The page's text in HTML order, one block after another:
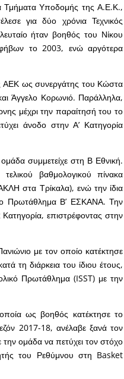
Υποδομής της Α.Ε.Κ.,
για δύο χρόνια Τεχνικός
ήταν βοηθός του Νίκου
το 2003, ενώ αργότερα
ΑΕΚ ως συνεργάτης του Κώστα
Άγγελο Κορωνιό. Παράλληλα,
μέχρι την παραίτησή του το
άνοδο στην Α’ Κατηγορία
συμμετείχε στη Β Εθνική.
βαθμολογικού πίνακα
στα Τρίκαλα), ενώ την ίδια
Πρωτάθλημα Β’ ΕΣΚΑΝΑ. Την
επιστρέφοντας στην
με τον οποίο κατέκτησε
τη διάρκεια του ίδιου έτους,
Πρωτάθλημα (ISST) με την
ως βοηθός κατέκτησε το
2017-18, ανέλαβε ξανά τον
ομάδα να πετύχει τον στόχο
του Ρεθύμνου στη Basket